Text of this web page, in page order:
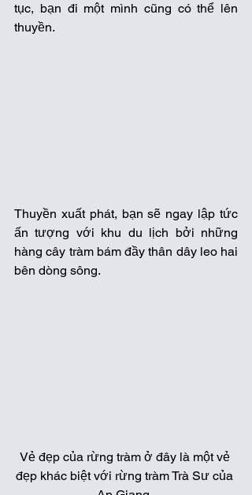
tục, bạn đi một mình cũng có thể lên
thuyền.
Thuyền xuất phát, bạn sẽ ngay lập tức
ấn tượng với khu du lịch bởi những
hàng cây tràm bám đầy thân dây leo hai
bên dòng sông.
Vẻ đẹp của rừng tràm ở đây là một vẻ
đẹp khác biệt với rừng tràm Trà Sư của